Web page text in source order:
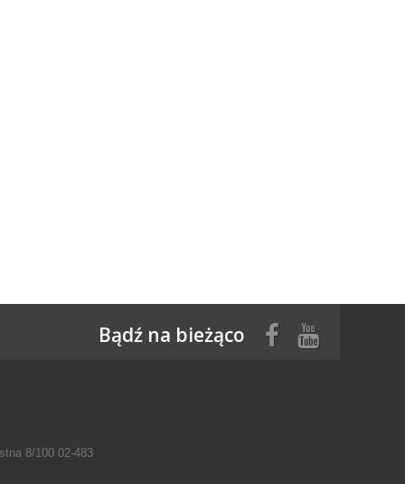
Bądź na bieżąco
8/100 02-483